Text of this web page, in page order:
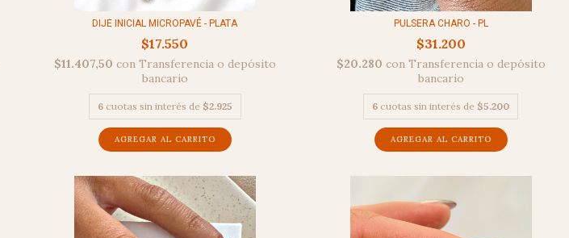
DIJE INICIAL MICROPAVÉ - PLATA
$17.550
$11.407,50 con Transferencia o depósito
bancario
6 cuotas sin interés de $2.925
AGREGAR AL CARRITO
PULSERA CHARO - PL
$31.200
$20.280 con Transferencia o depósito
bancario
6 cuotas sin interés de $5.200